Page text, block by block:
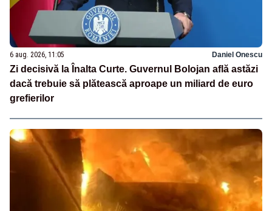
6 aug. 2026, 11:05 Daniel Onescu
Zi decisivă la Înalta Curte. Guvernul Bolojan află astăzi
dacă trebuie să plătească aproape un miliard de euro
grefierilor